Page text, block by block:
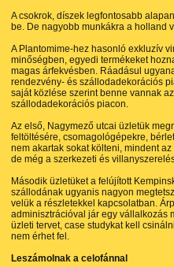
A csokrok, díszek legfontosabb
be. De nagyobb munkákra a holland
A Plantomime-hez hasonló exkluzív
minőségben, egyedi termékeket
magas árfekvésben. Ráadásul
rendezvény- és szállodadekorációs
saját közlése szerint benne vannak
szállodadekorációs piacon.
Az első, Nagymező utcai üzletük
feltöltésére, csomagológépekre,
nem akartak sokat költeni, mindent
de még a szerkezeti és
Második üzletüket a felújított
szállodának ugyanis nagyon
velük a részletekkel kapcsolatban.
adminisztrációval jár egy vállalkozás
üzleti tervet, case studykat kell
nem érhet fel.
Leszámolnak a celofánnal